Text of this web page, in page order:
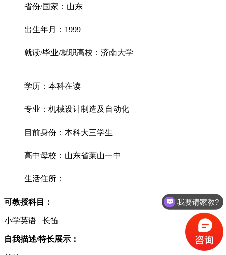
省份/国家：山东
出生年月：1999
就读/毕业/就职高校：济南大学
学历：本科在读
专业：机械设计制造及自动化
目前身份：本科大三学生
高中母校：山东省莱山一中
生活住所：
可教授科目：
小学英语 长笛
自我描述/特长展示：
我要请家教?